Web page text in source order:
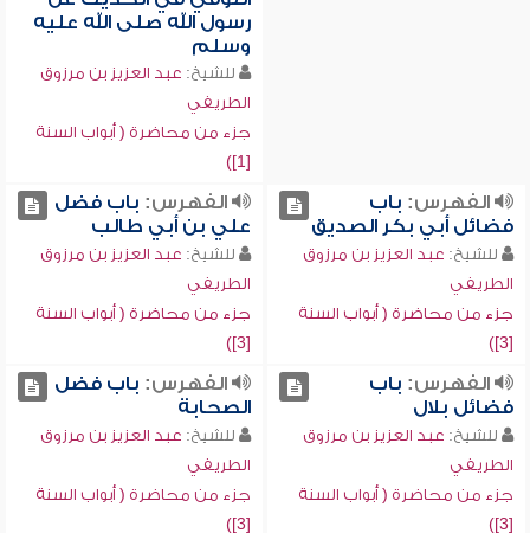
رسول الله صلى الله عليه
وسلم
للشيخ: عبد العزيز بن مرزوق
الطريفي
جزء من محاضرة ( أبواب السنة
[1])
الفهرس: باب
فضائل أبي بكر الصديق
للشيخ: عبد العزيز بن مرزوق
الطريفي
جزء من محاضرة ( أبواب السنة
[3])
الفهرس: باب فضل
علي بن أبي طالب
للشيخ: عبد العزيز بن مرزوق
الطريفي
جزء من محاضرة ( أبواب السنة
[3])
الفهرس: باب
فضائل بلال
للشيخ: عبد العزيز بن مرزوق
الطريفي
جزء من محاضرة ( أبواب السنة
[3])
الفهرس: باب فضل
الصحابة
للشيخ: عبد العزيز بن مرزوق
الطريفي
جزء من محاضرة ( أبواب السنة
[3])